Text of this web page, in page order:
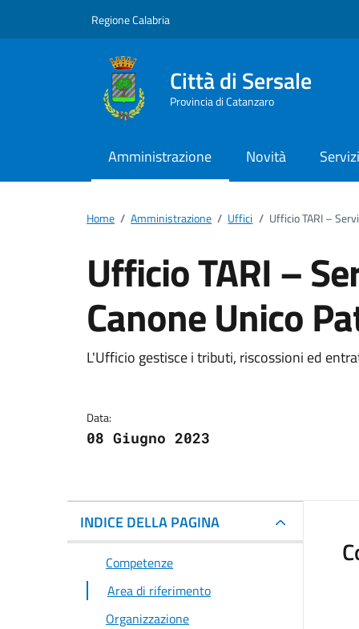
Regione Calabria
Città di Sersale
Provincia di Catanzaro
Amministrazione Novità
Home / Amministrazione / Uffici / Ufficio TARI –
Ufficio TARI –
Canone Unico
Dettagli della
L'Ufficio gestisce i tributi, riscossioni ed
Data:
08 Giugno 2023
INDICE DELLA PAGINA
Competenze
Area di riferimento
Organizzazione